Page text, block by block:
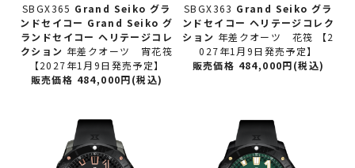
SBGX365 Grand Seiko グラ
ンドセイコー Grand Seiko グ
ランドセイコー ヘリテージコレ
クション 年差クオーツ 宵花筏
【2027年1月9日発売予定】
販売価格 484,000円(税込)
SBGX363 Grand Seiko グラ
ンドセイコー ヘリテージコレク
ション 年差クオーツ 花筏 【2
027年1月9日発売予定】
販売価格 484,000円(税込)